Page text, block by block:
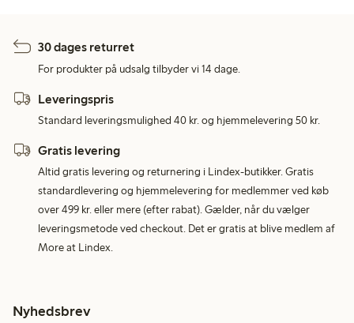
30 dages returret
For produkter på udsalg tilbyder vi 14 dage.
Leveringspris
Standard leveringsmulighed 40 kr. og hjemmelevering 50 kr.
Gratis levering
Altid gratis levering og returnering i Lindex-butikker. Gratis
standardlevering og hjemmelevering for medlemmer ved køb
over 499 kr. eller mere (efter rabat). Gælder, når du vælger
leveringsmetode ved checkout. Det er gratis at blive medlem af
More at Lindex.
Nyhedsbrev